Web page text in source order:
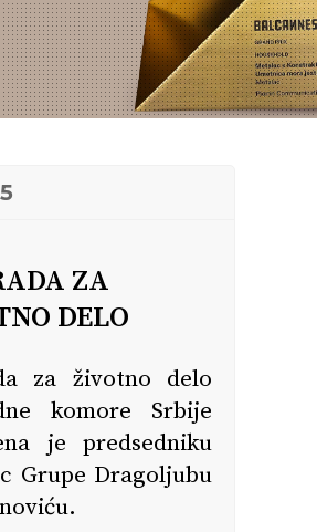
ZA
DELO
za životno delo
komore Srbije
je predsedniku
Grupe Dragoljubu